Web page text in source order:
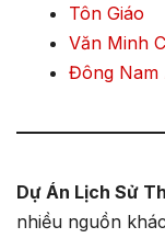
Tôn Giáo
Văn Minh
Đông Nam
Dự Án Lịch Sử
nhiều nguồn